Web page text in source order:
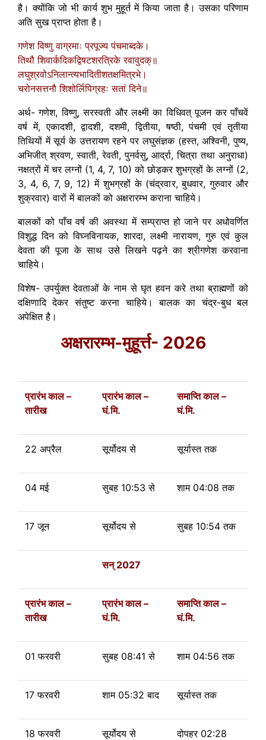
है। क्योंकि जो भी कार्य शुभ मुहूर्त में किया जाता है। उसका परिणाम
अति सुख प्राप्त होता है।
गणेश विष्णु वाग्रमाः प्रपूज्य पंचमाब्दके।
तिथौ शिवार्कदिकद्विषटशरत्रिके रवावुदक्॥
लघुश्रवोऽनिलान्त्यभादितीशतक्षमित्रभे।
चरोनसत्तनौ शिशोर्लिपिग्रहः सतां दिने॥
अर्थ- गणेश, विष्णु, सरस्वती और लक्ष्मी का विधिवत् पूजन कर पाँचवें
वर्ष में, एकादशी, द्वादशी, दशमी, द्वितीया, षष्ठी, पंचमी एवं तृतीया
तिथियों में सूर्य के उत्तरायण रहने पर लघुसंज्ञक (हस्त, अश्विनी, पुष्य,
अभिजीत् श्रवण, स्वाती, रेवती, पुनर्वसु, आर्द्रा, चित्रा तथा अनुराधा)
नक्षत्रों में चर लग्नों (1, 4, 7, 10) को छोड़कर शुभग्रहों के लग्नों (2,
3, 4, 6, 7, 9, 12) में शुभग्रहों के (चंद्रवार, बुधवार, गुरुवार और
शुक्रवार) वारों में बालकों को अक्षरारम्भ कराना चाहिये।
बालकों को पाँच वर्ष की अवस्था में सम्प्राप्त हो जाने पर अधोवर्णित
विशुद्ध दिन को विघ्नविनायक, शारदा, लक्ष्मी नारायण, गुरु एवं कुल
देवता की पूजा के साथ उसे लिखने पढ़ने का श्रीगणेश करवाना
चाहिये।
विशेष- उपर्युक्त देवताओं के नाम से घृत हवन करे तथा ब्राह्मणों को
दक्षिणादि देकर संतुष्ट करना चाहिये। बालक का चंद्र-बुध बल
अपेक्षित है।
अक्षरारम्भ-मुहूर्त्त- 2026
प्रारंभ काल –
तारीख
प्रारंभ काल –
घं.मि.
समाप्ति काल –
घं.मि.
22 अप्रैल सूर्योदय से सूर्यास्त तक
04 मई सुबह 10:53 से शाम 04:08 तक
17 जून सूर्योदय से सुबह 10:54 तक
सन् 2027
प्रारंभ काल –
तारीख
प्रारंभ काल –
घं.मि.
समाप्ति काल –
घं.मि.
01 फरवरी सुबह 08:41 से शाम 04:56 तक
17 फरवरी शाम 05:32 बाद सूर्यास्त तक
18 फरवरी सूर्योदय से
दोपहर 02:28